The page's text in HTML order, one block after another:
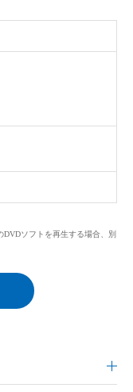
ソフトを再生する場合、別